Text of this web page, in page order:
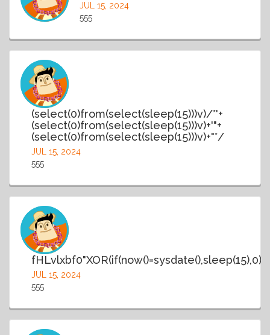
JUL 15, 2024
555
(select(0)from(select(sleep(15)))v)/*'+
(select(0)from(select(sleep(15)))v)+'"+
(select(0)from(select(sleep(15)))v)+"*/
JUL 15, 2024
555
JUL 15, 2024
555